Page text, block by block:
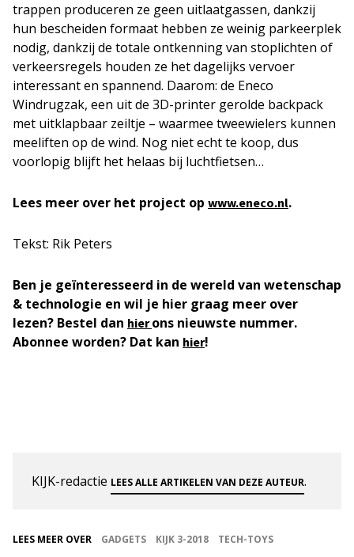
trappen produceren ze geen uitlaatgassen, dankzij
hun bescheiden formaat hebben ze weinig parkeerplek
nodig, dankzij de totale ontkenning van stoplichten of
verkeersregels houden ze het dagelijks vervoer
interessant en spannend. Daarom: de Eneco
Windrugzak, een uit de 3D-printer gerolde backpack
met uitklapbaar zeiltje – waarmee tweewielers kunnen
meeliften op de wind. Nog niet echt te koop, dus
voorlopig blijft het helaas bij luchtfietsen…
Lees meer over het project op www.eneco.nl.
Tekst: Rik Peters
Ben je geïnteresseerd in de wereld van wetenschap
& technologie en wil je hier graag meer over
lezen? Bestel dan hierons nieuwste nummer.
Abonnee worden? Dat kan hier!
KIJK-redactie LEES ALLE ARTIKELEN VAN DEZE AUTEUR.
LEES MEER OVER GADGETS KIJK 3-2018
TECH-TOYS